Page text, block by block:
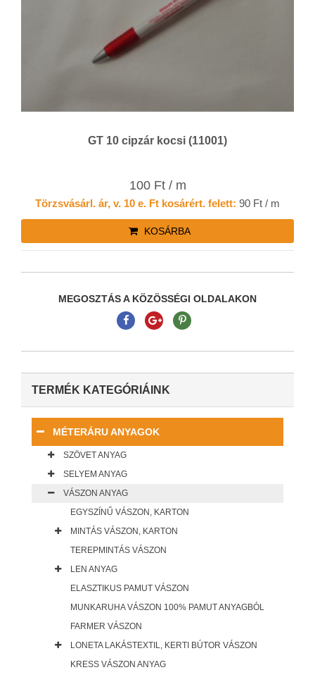
GT 10 cipzár kocsi (11001)
100 Ft / m
Törzsvásárl. ár, v. 10 e. Ft kosárért. felett: 90 Ft / m
KOSÁRBA
MEGOSZTÁS A KÖZÖSSÉGI OLDALAKON
TERMÉK KATEGÓRIÁINK
MÉTERÁRU ANYAGOK
SZÖVET ANYAG
SELYEM ANYAG
VÁSZON ANYAG
EGYSZÍNŰ VÁSZON, KARTON
MINTÁS VÁSZON, KARTON
TEREPMINTÁS VÁSZON
LEN ANYAG
ELASZTIKUS PAMUT VÁSZON
MUNKARUHA VÁSZON 100% PAMUT ANYAGBÓL
FARMER VÁSZON
LONETA LAKÁSTEXTIL, KERTI BÚTOR VÁSZON
KRESS VÁSZON ANYAG